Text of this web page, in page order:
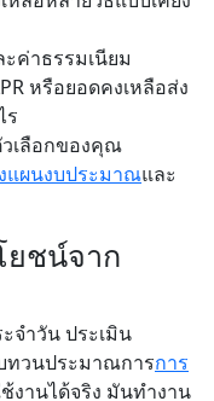
ค่าธรรมเนียม
หรือยอดคงเหลือส่ง
ร
เลือกของคุณ
แผนงบประมาณและ
ยชน์จาก
จำวัน ประเมิน
ทวนประมาณการการ
งานได้จริง มันทำงาน